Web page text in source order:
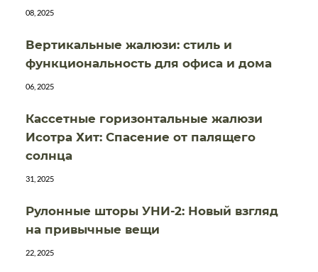
08, 2025
Вертикальные жалюзи: стиль и
функциональность для офиса и дома
06, 2025
Кассетные горизонтальные жалюзи
Исотра Хит: Спасение от палящего
солнца
31, 2025
Рулонные шторы УНИ-2: Новый взгляд
на привычные вещи
22, 2025